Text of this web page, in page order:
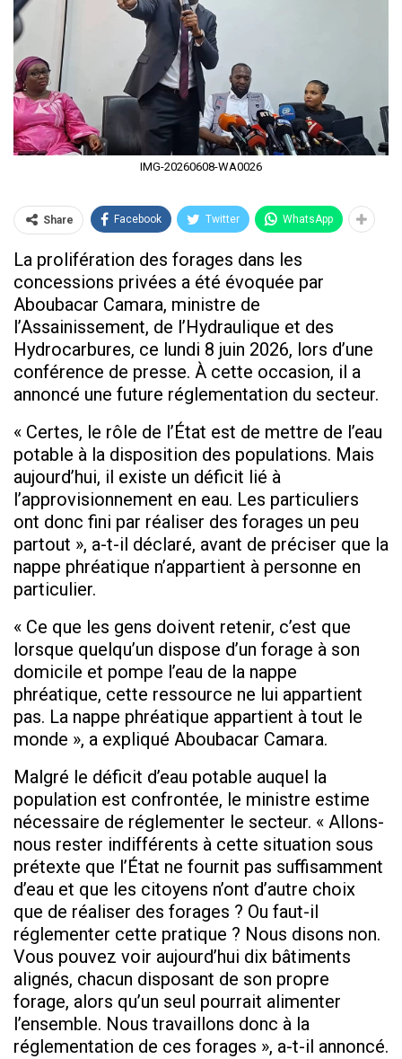
IMG-20260608-WA0026
Share Facebook Twitter WhatsApp
La prolifération des forages dans les
concessions privées a été évoquée par
Aboubacar Camara, ministre de
l’Assainissement, de l’Hydraulique et des
Hydrocarbures, ce lundi 8 juin 2026, lors d’une
conférence de presse. À cette occasion, il a
annoncé une future réglementation du secteur.
« Certes, le rôle de l’État est de mettre de l’eau
potable à la disposition des populations. Mais
aujourd’hui, il existe un déficit lié à
l’approvisionnement en eau. Les particuliers
ont donc fini par réaliser des forages un peu
partout », a-t-il déclaré, avant de préciser que la
nappe phréatique n’appartient à personne en
particulier.
« Ce que les gens doivent retenir, c’est que
lorsque quelqu’un dispose d’un forage à son
domicile et pompe l’eau de la nappe
phréatique, cette ressource ne lui appartient
pas. La nappe phréatique appartient à tout le
monde », a expliqué Aboubacar Camara.
Malgré le déficit d’eau potable auquel la
population est confrontée, le ministre estime
nécessaire de réglementer le secteur. « Allons-
nous rester indifférents à cette situation sous
prétexte que l’État ne fournit pas suffisamment
d’eau et que les citoyens n’ont d’autre choix
que de réaliser des forages ? Ou faut-il
réglementer cette pratique ? Nous disons non.
Vous pouvez voir aujourd’hui dix bâtiments
alignés, chacun disposant de son propre
forage, alors qu’un seul pourrait alimenter
l’ensemble. Nous travaillons donc à la
réglementation de ces forages », a-t-il annoncé.